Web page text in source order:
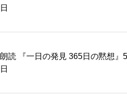
日
朗読 『一日の発見 365日の黙想』
日